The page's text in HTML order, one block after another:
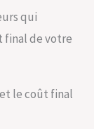
qui
de votre
le coût final